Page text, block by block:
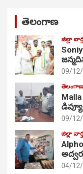
తెలంగాణ
జిల్లా
09/
తెలంగాణ
09/
జిల్లా
04/